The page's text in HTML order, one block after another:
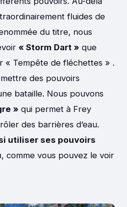
fluides de
du titre, nous
« Storm Dart » que
« Tempête de fléchettes » .
des pouvoirs
bataille. Nous pouvons
» qui permet à Frey
des barrières d’eau.
utiliser ses pouvoirs
, comme vous pouvez le voir